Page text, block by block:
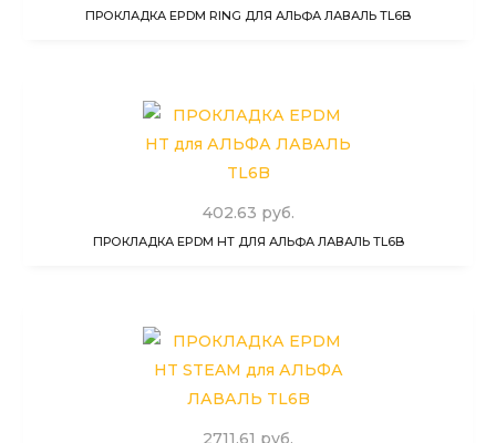
ПРОКЛАДКА EPDM RING ДЛЯ АЛЬФА ЛАВАЛЬ TL6B
402.63 руб.
ПРОКЛАДКА EPDM HT ДЛЯ АЛЬФА ЛАВАЛЬ TL6B
2711.61 руб.